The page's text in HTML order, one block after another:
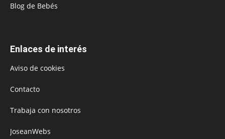
Blog de Bebés
Enlaces de interés
Aviso de cookies
Contacto
Trabaja con nosotros
JoseanWebs